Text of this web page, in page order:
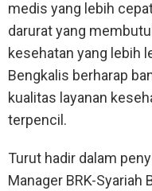
medis yang lebih
darurat yang
kesehatan yang lebih
Bengkalis berharap
kualitas layanan
terpencil.
Turut hadir dalam
Manager BRK-Syariah